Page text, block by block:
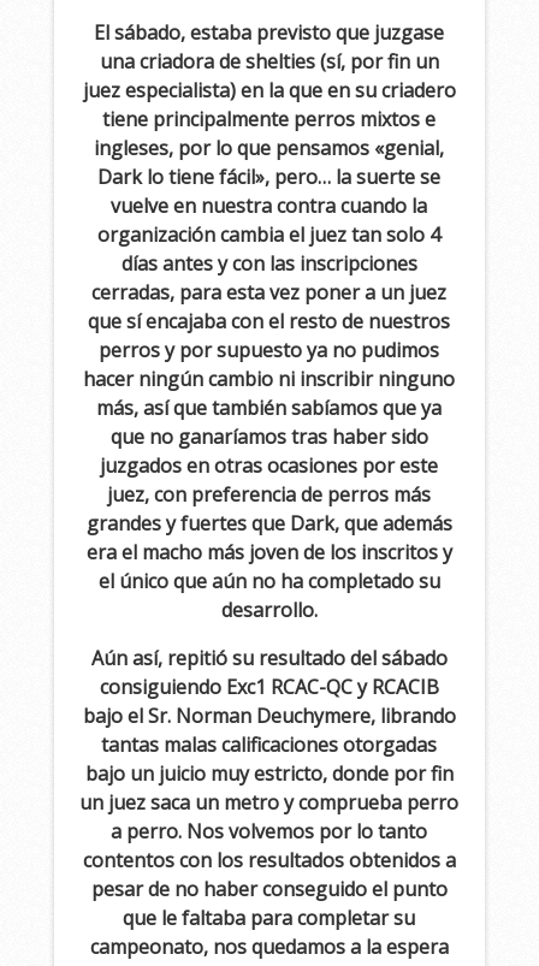
El sábado, estaba previsto que juzgase
una criadora de shelties (sí, por fin un
juez especialista) en la que en su criadero
tiene principalmente perros mixtos e
ingleses, por lo que pensamos «genial,
Dark lo tiene fácil», pero… la suerte se
vuelve en nuestra contra cuando la
organización cambia el juez tan solo 4
días antes y con las inscripciones
cerradas, para esta vez poner a un juez
que sí encajaba con el resto de nuestros
perros y por supuesto ya no pudimos
hacer ningún cambio ni inscribir ninguno
más, así que también sabíamos que ya
que no ganaríamos tras haber sido
juzgados en otras ocasiones por este
juez, con preferencia de perros más
grandes y fuertes que Dark, que además
era el macho más joven de los inscritos y
el único que aún no ha completado su
desarrollo.
Aún así, repitió su resultado del sábado
consiguiendo Exc1 RCAC-QC y RCACIB
bajo el Sr. Norman Deuchymere, librando
tantas malas calificaciones otorgadas
bajo un juicio muy estricto, donde por fin
un juez saca un metro y comprueba perro
a perro. Nos volvemos por lo tanto
contentos con los resultados obtenidos a
pesar de no haber conseguido el punto
que le faltaba para completar su
campeonato, nos quedamos a la espera